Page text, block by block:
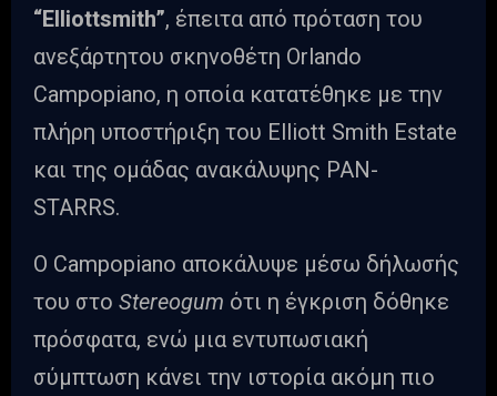
“Elliottsmith”, έπειτα από πρόταση του
ανεξάρτητου σκηνοθέτη Orlando
Campopiano, η οποία κατατέθηκε με την
πλήρη υποστήριξη του Elliott Smith Estate
και της ομάδας ανακάλυψης PAN-
STARRS.
Ο Campopiano αποκάλυψε μέσω δήλωσής
του στο Stereogum ότι η έγκριση δόθηκε
πρόσφατα, ενώ μια εντυπωσιακή
σύμπτωση κάνει την ιστορία ακόμη πιο